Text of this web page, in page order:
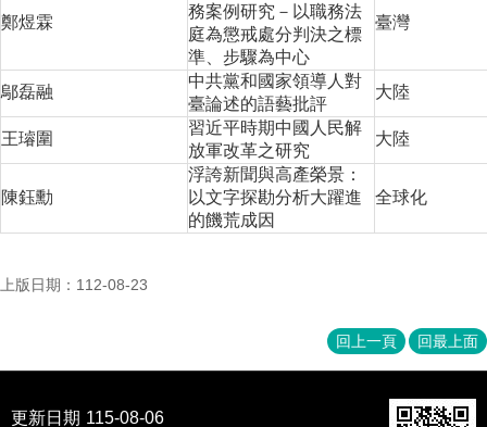
鄭煜霖
務案例研究－以職務法
庭為懲戒處分判決之標
準、步驟為中心
臺灣
鄔磊融
中共黨和國家領導人對
臺論述的語藝批評
大陸
王璿圍
習近平時期中國人民解
放軍改革之研究
大陸
陳鈺勳
浮誇新聞與高產榮景：
以文字探勘分析大躍進
的饑荒成因
全球化
上版日期：112-08-23
回上一頁 回最上面
更新日期 115-08-06